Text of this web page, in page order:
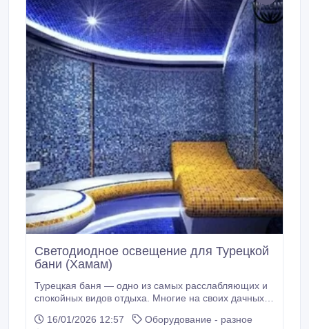
Светодиодное освещение для Турецкой
бани (Хамам)
Турецкая баня — одно из самых расслабляющих и
спокойных видов отдыха. Многие на своих дачных
паровые комнаты. В процессе стройки решается
16/01/2026 12:57
Оборудование - разное